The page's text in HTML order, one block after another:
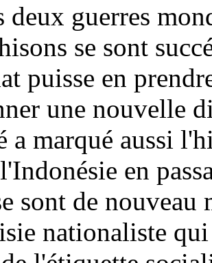
deux guerres
se sont
puisse en
une nouvelle
a marqué aussi
en
sont de
nationaliste